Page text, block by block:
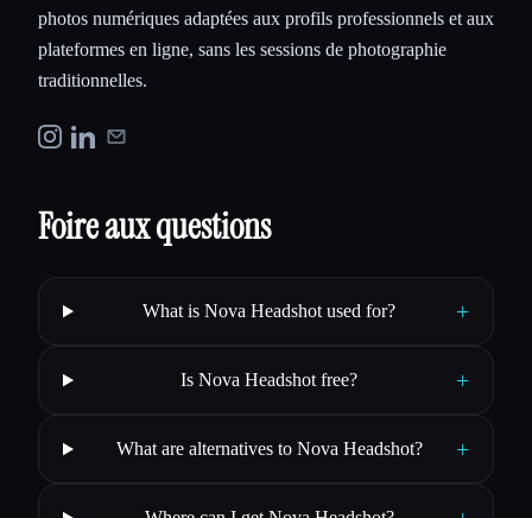
photos numériques adaptées aux profils professionnels et aux
plateformes en ligne, sans les sessions de photographie
traditionnelles.
Foire aux questions
What is Nova Headshot used for? +
Is Nova Headshot free? +
What are alternatives to Nova Headshot? +